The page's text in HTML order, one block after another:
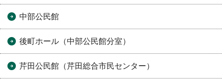
中部公民館
後町ホール（中部公民館分室）
芹田公民館（芹田総合市民センター）